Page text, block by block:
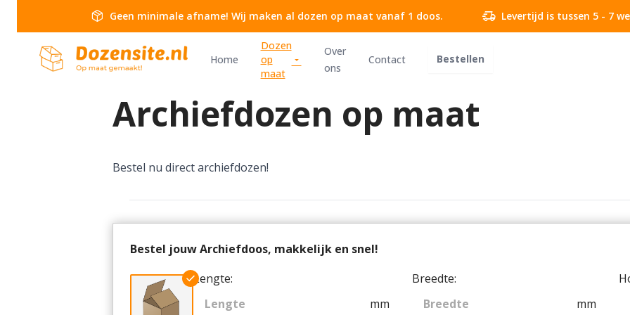
Ga naar de inhoud
package_2 Geen minimale afname! Wij maken al dozen op maat vanaf 1 doos. delivery_truck_speed Levertijd is tussen 5 - 7
Dozensite Home
Dozen
op
maat
arrow_drop_down
Over
ons
Contact Bestellen
Archiefdozen op maat
Bestel nu direct archiefdozen!
Bestel jouw Archiefdoos, makkelijk en snel!
Lengte:
mm
Breedte:
mm